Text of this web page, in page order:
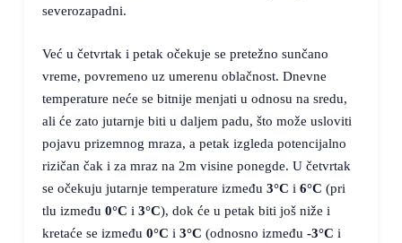
severozapadni.
Već u četvrtak i petak očekuje se pretežno sunčano
vreme, povremeno uz umerenu oblačnost. Dnevne
temperature neće se bitnije menjati u odnosu na sredu,
ali će zato jutarnje biti u daljem padu, što može usloviti
pojavu prizemnog mraza, a petak izgleda potencijalno
rizičan čak i za mraz na 2m visine ponegde. U četvrtak
se očekuju jutarnje temperature između 3°C i 6°C (pri
tlu između 0°C i 3°C), dok će u petak biti još niže i
kretaće se između 0°C i 3°C (odnosno između -3°C i